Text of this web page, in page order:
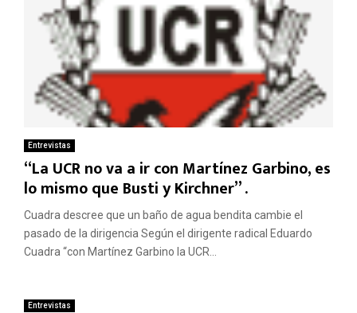
Entrevistas
“La UCR no va a ir con Martínez Garbino, es
lo mismo que Busti y Kirchner” .
Cuadra descree que un baño de agua bendita cambie el
pasado de la dirigencia Según el dirigente radical Eduardo
Cuadra “con Martínez Garbino la UCR...
Entrevistas